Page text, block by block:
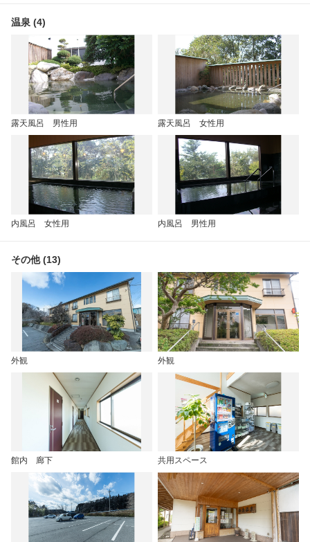
温泉 (4)
露天風呂 男性用 露天風呂 女性用
内風呂 女性用 内風呂 男性用
その他 (13)
外観 外観
館内 廊下 共用スペース